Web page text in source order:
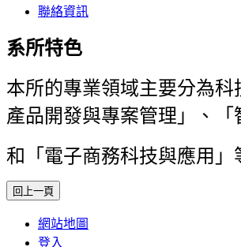
聯絡資訊
系所特色
本所的專業領域主要分為
產品開發與專案管理」、「
和「 電子商務科技與應用」
網站地圖
登入